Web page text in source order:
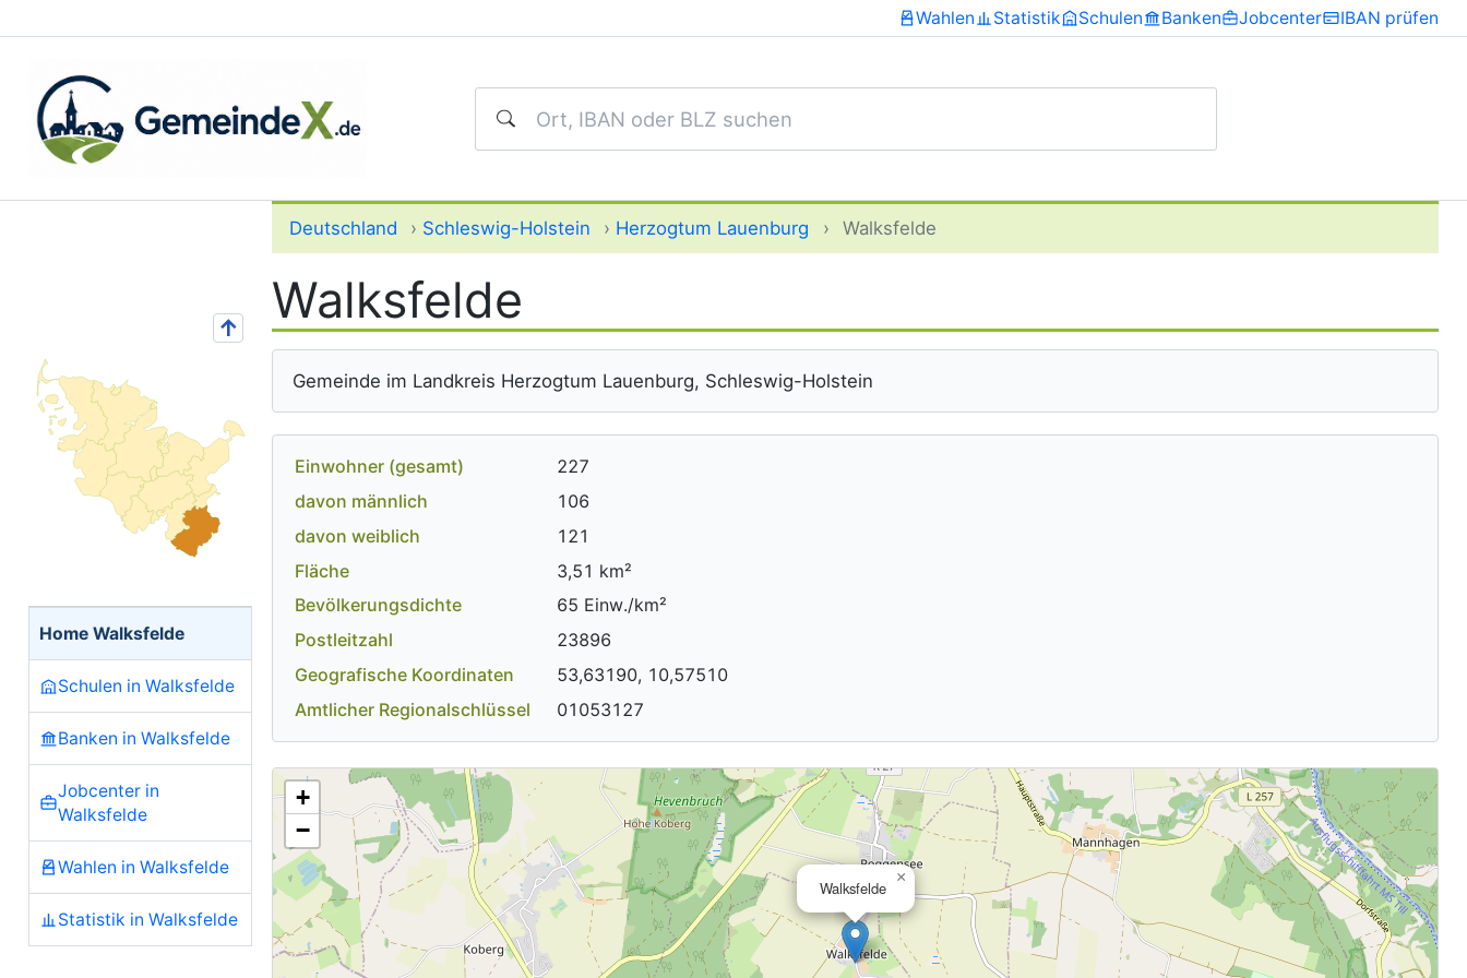
Wahlen Statistik Schulen Banken Jobcenter IBAN prüfen
↑
Home Walksfelde
Schulen in Walksfelde
Banken in Walksfelde
Jobcenter in
Walksfelde
Wahlen in Walksfelde
Statistik in Walksfelde
Deutschland › Schleswig-Holstein › Herzogtum Lauenburg › Walksfelde
Walksfelde
Gemeinde im Landkreis Herzogtum Lauenburg, Schleswig-Holstein
Einwohner (gesamt)
227
davon männlich
106
davon weiblich
121
Fläche
3,51 km²
Bevölkerungsdichte
65 Einw./km²
Postleitzahl
23896
Geografische Koordinaten
53,63190, 10,57510
Amtlicher Regionalschlüssel
01053127
Walksfelde
×
+
−